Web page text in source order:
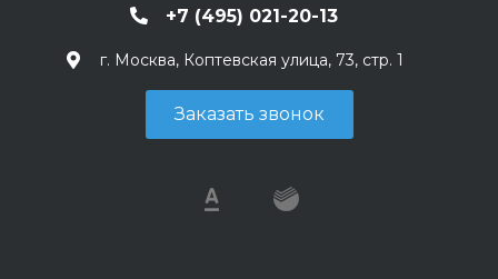
+7 (495) 021-20-13
г. Москва, Коптевская улица, 73, стр. 1
Заказать звонок